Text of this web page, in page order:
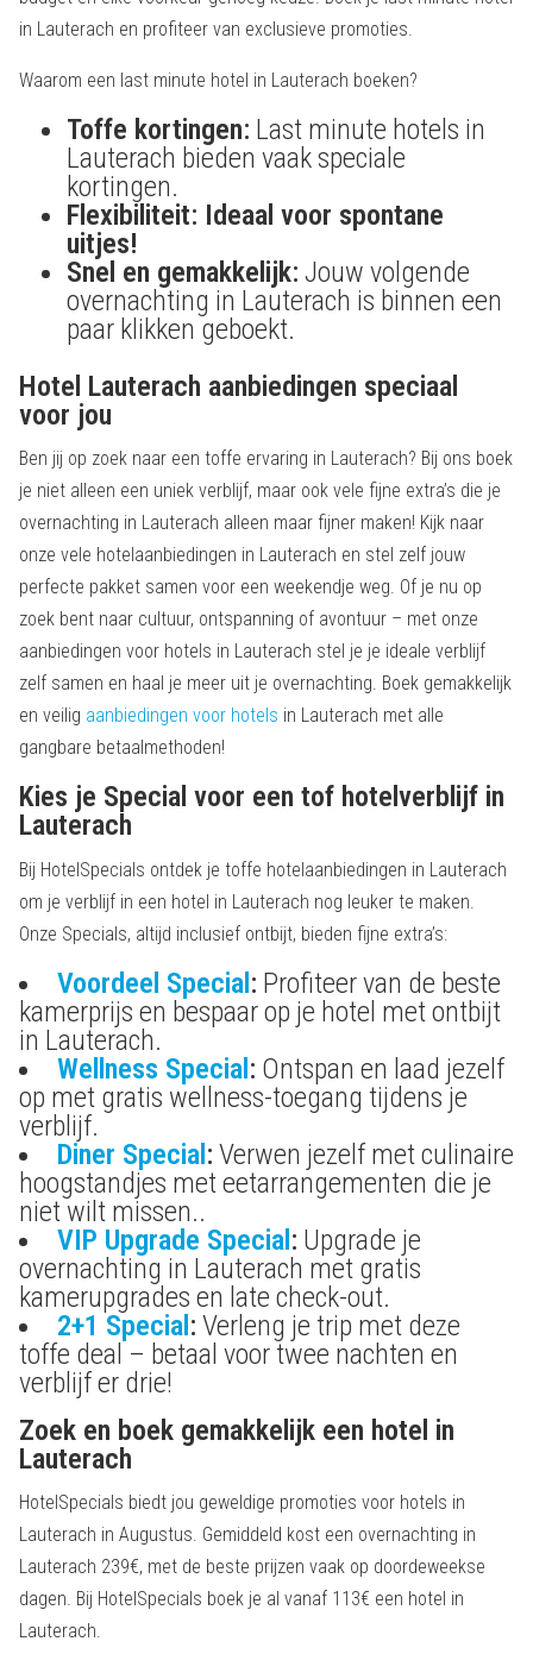
in Lauterach en profiteer van exclusieve promoties.
Waarom een last minute hotel in Lauterach boeken?
Toffe kortingen: Last minute hotels in
Lauterach bieden vaak speciale
kortingen.
Flexibiliteit: Ideaal voor spontane
uitjes!
Snel en gemakkelijk: Jouw volgende
overnachting in Lauterach is binnen een
paar klikken geboekt.
Hotel Lauterach aanbiedingen speciaal
voor jou
Ben jij op zoek naar een toffe ervaring in Lauterach? Bij ons boek
je niet alleen een uniek verblijf, maar ook vele fijne extra’s die je
overnachting in Lauterach alleen maar fijner maken! Kijk naar
onze vele hotelaanbiedingen in Lauterach en stel zelf jouw
perfecte pakket samen voor een weekendje weg. Of je nu op
zoek bent naar cultuur, ontspanning of avontuur – met onze
aanbiedingen voor hotels in Lauterach stel je je ideale verblijf
zelf samen en haal je meer uit je overnachting. Boek gemakkelijk
en veilig aanbiedingen voor hotels in Lauterach met alle
gangbare betaalmethoden!
Kies je Special voor een tof hotelverblijf in
Lauterach
Bij HotelSpecials ontdek je toffe hotelaanbiedingen in Lauterach
om je verblijf in een hotel in Lauterach nog leuker te maken.
Onze Specials, altijd inclusief ontbijt, bieden fijne extra’s:
Voordeel Special: Profiteer van de beste
kamerprijs en bespaar op je hotel met ontbijt
in Lauterach.
Wellness Special: Ontspan en laad jezelf
op met gratis wellness-toegang tijdens je
verblijf.
Diner Special: Verwen jezelf met culinaire
hoogstandjes met eetarrangementen die je
niet wilt missen..
VIP Upgrade Special: Upgrade je
overnachting in Lauterach met gratis
kamerupgrades en late check-out.
2+1 Special: Verleng je trip met deze
toffe deal – betaal voor twee nachten en
verblijf er drie!
Zoek en boek gemakkelijk een hotel in
Lauterach
HotelSpecials biedt jou geweldige promoties voor hotels in
Lauterach in Augustus. Gemiddeld kost een overnachting in
Lauterach 239€, met de beste prijzen vaak op doordeweekse
dagen. Bij HotelSpecials boek je al vanaf 113€ een hotel in
Lauterach.